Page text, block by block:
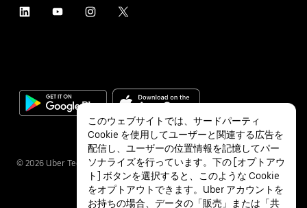
© 2026 Uber Technologies Inc.
このウェブサイトでは、サードパーティ
Cookie を使用してユーザーと関連する広告を
配信し、ユーザーの位置情報を記憶してパー
ソナライズを行っています。下の [オプトアウ
ト] ボタンを選択すると、このような Cookie
をオプトアウトできます。Uber アカウントを
お持ちの場合、データの「販売」または「共